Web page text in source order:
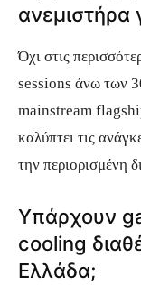
ανεμιστήρα
Όχι στις
sessions άνω των
mainstream
καλύπτει τις
την περιορισμένη
Υπάρχουν
cooling
Ελλάδα;